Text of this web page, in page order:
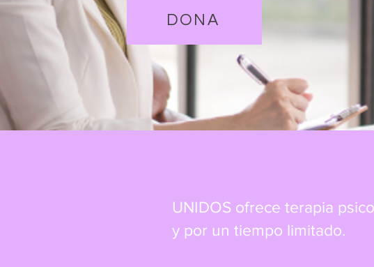
DONA
UNIDOS ofrece terapia
y por un tiempo limitado.